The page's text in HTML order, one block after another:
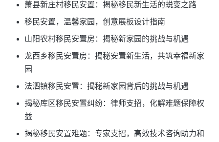
萧县新庄村移民安置：揭秘移民新生活的蜕变之路
移民安置，温馨家园，创意展板设计指南
山阳农村移民安置房：揭秘新家园的挑战与机遇
龙西乡移民安置房：揭秘安置新生活，共筑幸福新家
园
法泗镇移民安置：揭秘新家园背后的挑战与机遇
揭秘库区移民安置纠纷：律师支招，化解难题保障权
益
揭秘移民安置难题：专家支招，高效技术咨询助力和